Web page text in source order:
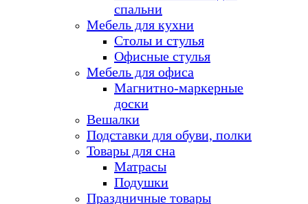
спальни
Мебель для кухни
Столы и стулья
Офисные стулья
Мебель для офиса
Магнитно-маркерные
доски
Вешалки
Подставки для обуви, полки
Товары для сна
Матрасы
Подушки
Праздничные товары